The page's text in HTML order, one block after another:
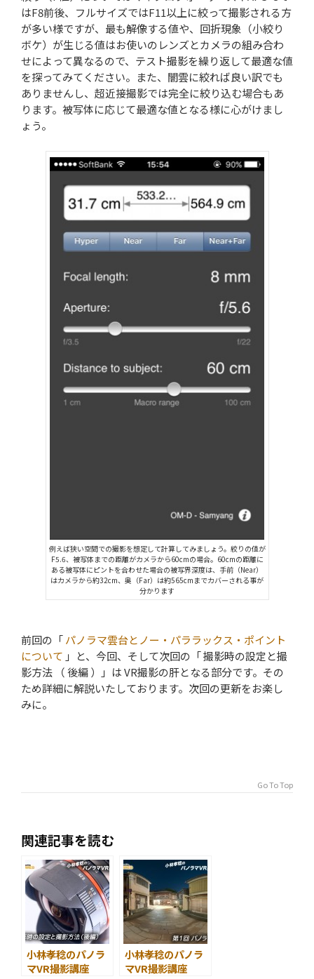
はF8前後、フルサイズではF11以上に絞って撮影される方
が多い様ですが、最も解像する値や、回折現象（小絞り
ボケ）が生じる値はお使いのレンズとカメラの組み合わ
せによって異なるので、テスト撮影を繰り返して最適な値
を探ってみてください。また、闇雲に絞れば良い訳でも
ありませんし、超近接撮影では完全に絞り込む場合もあ
ります。被写体に応じて最適な値となる様に心がけまし
ょう。
例えば狭い空間での撮影を想定して計算してみましょう。絞りの値が
F5.6、被写体までの距離がカメラから60cmの場合。60cmの距離に
ある被写体にピントを合わせた場合の被写界深度は、手前（Near）
はカメラから約32cm、奥（Far）は約565cmまでカバーされる事が
分かります
前回の「パノラマ雲台とノー・パララックス・ポイント
について 」と、今回、そして次回の「 撮影時の設定と撮
影方法 （ 後編 ）」は VR撮影の肝となる部分です。その
ため詳細に解説いたしております。次回の更新をお楽し
みに。
Go To Top
関連記事を読む
小林孝稔のパノラ
マVR撮影講座
小林孝稔のパノラ
マVR撮影講座